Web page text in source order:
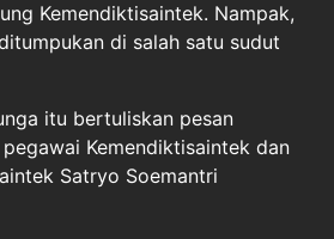
Kemendiktisaintek. Nampak,
di salah satu sudut
itu bertuliskan pesan
Kemendiktisaintek dan
Satryo Soemantri